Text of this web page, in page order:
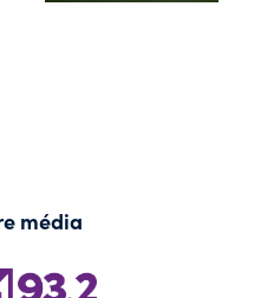
média